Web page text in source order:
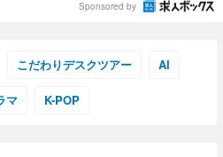
Sponsored by
こだわりデスクツアー AI
マ K-POP